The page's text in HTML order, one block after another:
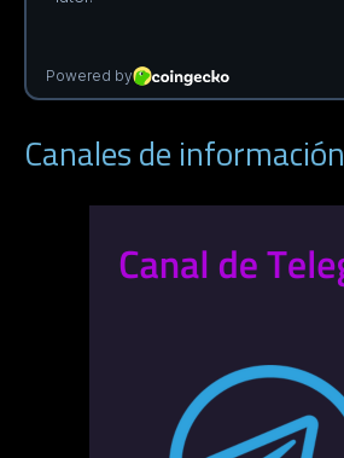
Canales de información